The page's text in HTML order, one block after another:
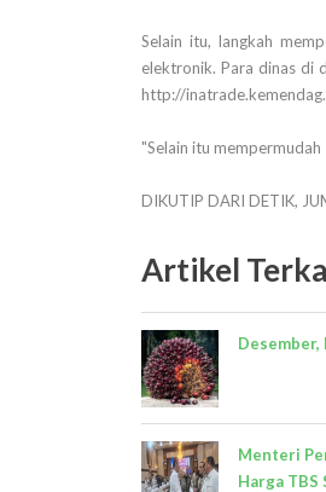
Selain itu, langkah
elektronik. Para dinas di
http://
"Selain itu
DIKUTIP DARI DETIK,
Artikel
Desember,
Menteri
Harga